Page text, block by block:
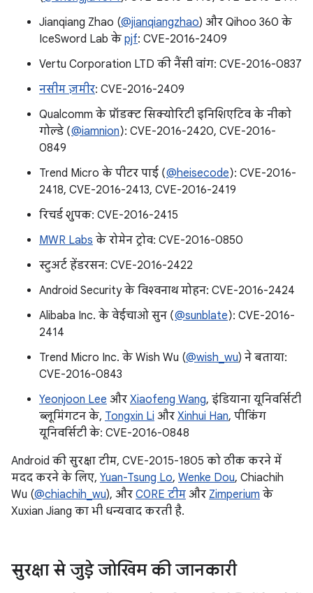
Jianqiang Zhao (@jianqiangzhao) और Qihoo 360 के
IceSword Lab के pjf: CVE-2016-2409
Vertu Corporation LTD की नैंसी वांग: CVE-2016-0837
नसीम ज़मीर: CVE-2016-2409
Qualcomm के प्रॉडक्ट सिक्योरिटी इनिशिएटिव के नीको
गोल्डे (@iamnion): CVE-2016-2420, CVE-2016-
0849
Trend Micro के पीटर पाई (@heisecode): CVE-2016-
2418, CVE-2016-2413, CVE-2016-2419
रिचर्ड शुपक: CVE-2016-2415
MWR Labs के रोमेन ट्रोव: CVE-2016-0850
स्टुअर्ट हेंडरसन: CVE-2016-2422
Android Security के विश्वनाथ मोहन: CVE-2016-2424
Alibaba Inc. के वेईचाओ सुन (@sunblate): CVE-2016-
2414
Trend Micro Inc. के Wish Wu (@wish_wu) ने बताया:
CVE-2016-0843
Yeonjoon Lee और Xiaofeng Wang, इंडियाना यूनिवर्सिटी
ब्लूमिंगटन के, Tongxin Li और Xinhui Han, पीकिंग
यूनिवर्सिटी के: CVE-2016-0848
Android की सुरक्षा टीम, CVE-2015-1805 को ठीक करने में
मदद करने के लिए, Yuan-Tsung Lo, Wenke Dou, Chiachih
Wu (@chiachih_wu), और C0RE टीम और Zimperium के
Xuxian Jiang का भी धन्यवाद करती है.
सुरक्षा से जुड़े जोखिम की जानकारी